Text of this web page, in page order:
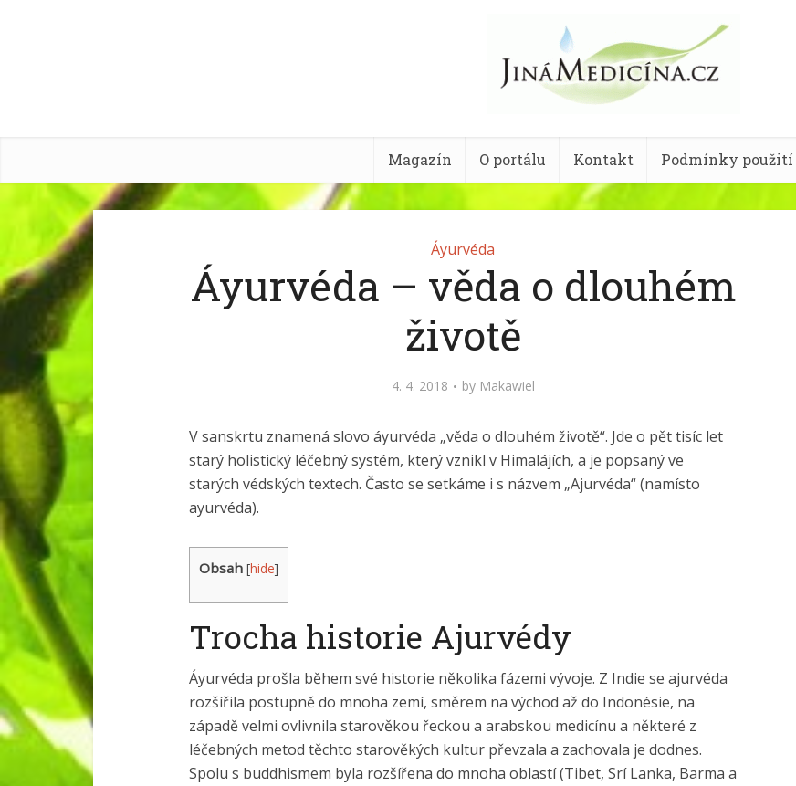
Magazín O portálu Kontakt Podmínky použití
Áyurvéda
Áyurvéda – věda o dlouhém
životě
4. 4. 2018 by Makawiel
V sanskrtu znamená slovo áyurvéda „věda o dlouhém životě“. Jde o pět tisíc let
starý holistický léčebný systém, který vznikl v Himalájích, a je popsaný ve
starých védských textech. Často se setkáme i s názvem „Ajurvéda“ (namísto
ayurvéda).
Obsah [hide]
Trocha historie Ajurvédy
Áyurvéda prošla během své historie několika fázemi vývoje. Z Indie se ajurvéda
rozšířila postupně do mnoha zemí, směrem na východ až do Indonésie, na
západě velmi ovlivnila starověkou řeckou a arabskou medicínu a některé z
léčebných metod těchto starověkých kultur převzala a zachovala je dodnes.
Spolu s buddhismem byla rozšířena do mnoha oblastí (Tibet, Srí Lanka, Barma a